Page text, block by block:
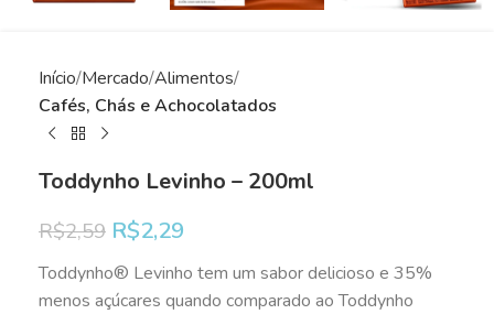
Início Mercado Alimentos
Cafés, Chás e Achocolatados
Toddynho Levinho – 200ml
R$2,59 R$2,29
Toddynho® Levinho tem um sabor delicioso e 35%
menos açúcares quando comparado ao Toddynho